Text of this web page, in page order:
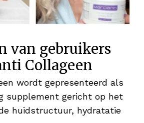
van gebruikers
Collageen
wordt gepresenteerd als
supplement gericht op het
huidstructuur, hydratatie